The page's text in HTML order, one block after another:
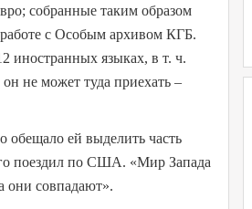
собранные таким образом
работе с Особым архивом КГБ.
иностранных языках, в т. ч.
не может туда приехать –
обещало ей выделить часть
поездил по США. «Мир Запада
они совпадают».